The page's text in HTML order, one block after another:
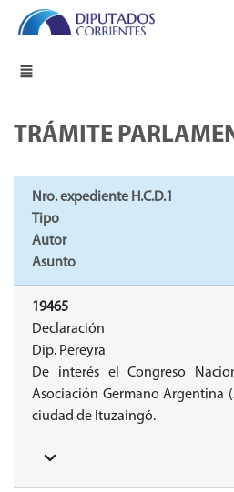
TRÁMITE
Nro. expediente H.C.D.1
Tipo
Autor
Asunto
19465
Declaración
Dip. Pereyra
De interés el Congreso
Asociación Germano Argentina
ciudad de Ituzaingó.